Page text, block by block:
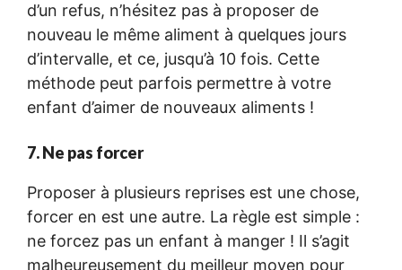
d’un refus, n’hésitez pas à proposer de
nouveau le même aliment à quelques jours
d’intervalle, et ce, jusqu’à 10 fois. Cette
méthode peut parfois permettre à votre
enfant d’aimer de nouveaux aliments !
7. Ne pas forcer
Proposer à plusieurs reprises est une chose,
forcer en est une autre. La règle est simple :
ne forcez pas un enfant à manger ! Il s’agit
malheureusement du meilleur moyen pour